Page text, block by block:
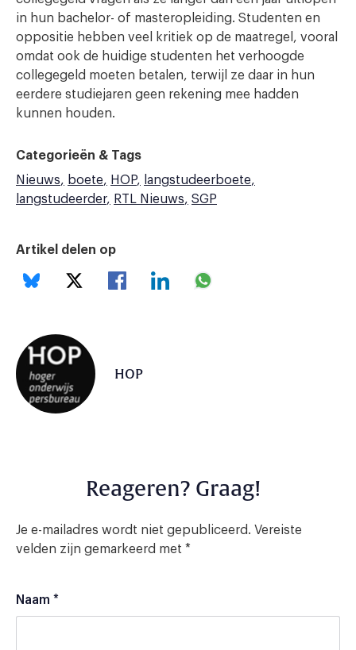
in hun bachelor- of masteropleiding. Studenten en
oppositie hebben veel kritiek op de maatregel, vooral
omdat ook de huidige studenten het verhoogde
collegegeld moeten betalen, terwijl ze daar in hun
eerdere studiejaren geen rekening mee hadden
kunnen houden.
Categorieën & Tags
Nieuws
boete HOP
langstudeerboete
langstudeerder
RTL Nieuws SGP
Artikel delen op
HOP
Reageren? Graag!
Je e-mailadres wordt niet gepubliceerd. Vereiste
velden zijn gemarkeerd met *
Naam *